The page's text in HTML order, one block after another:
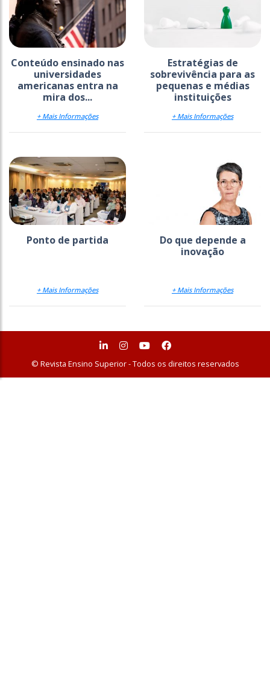
Conteúdo ensinado nas
universidades
americanas entra na
mira dos...
+ Mais Informações
Estratégias de
sobrevivência para as
pequenas e médias
instituições
+ Mais Informações
Ponto de partida
+ Mais Informações
Do que depende a
inovação
+ Mais Informações
© Revista Ensino Superior - Todos os direitos reservados